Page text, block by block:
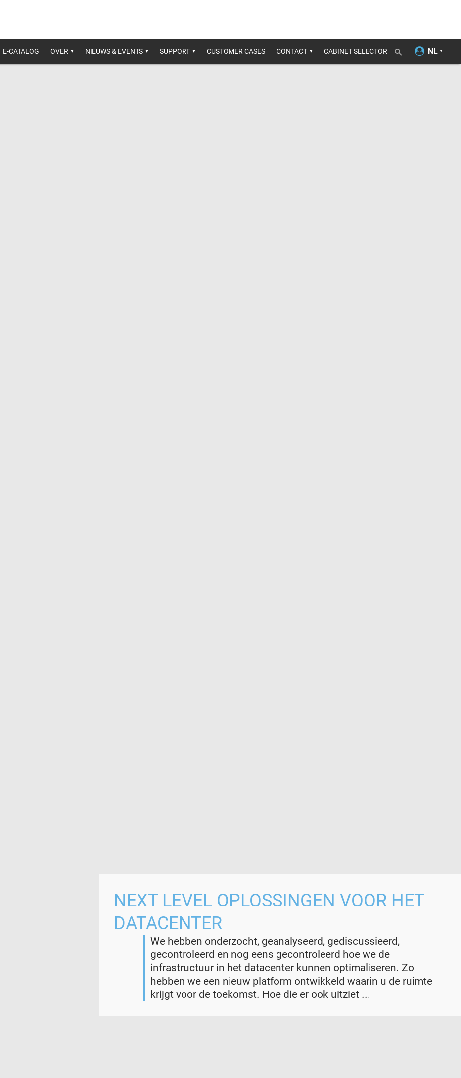
E-CATALOG OVER NIEUWS & EVENTS SUPPORT CUSTOMER CASES CONTACT CABINET SELECTOR
NEXT LEVEL OPLOSSINGEN VOOR HET
DATACENTER
We hebben onderzocht, geanalyseerd, gediscussieerd,
gecontroleerd en nog eens gecontroleerd hoe we de
infrastructuur in het datacenter kunnen optimaliseren. Zo
hebben we een nieuw platform ontwikkeld waarin u de ruimte
krijgt voor de toekomst. Hoe die er ook uitziet ...